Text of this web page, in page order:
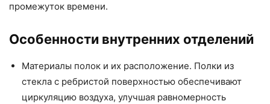
промежуток времени.
Особенности внутренних отделений
Материалы полок и их расположение. Полки из
стекла с ребристой поверхностью обеспечивают
циркуляцию воздуха, улучшая равномерность